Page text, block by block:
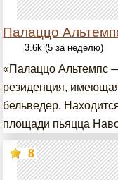
Палаццо
3.6k (5 за неделю)
«Палаццо Альтемпс
резиденция,
бельведер.
площади пьяцца
8